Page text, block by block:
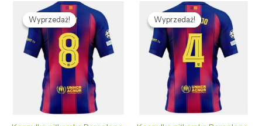
Wyprzedaż!
Wyprzedaż!
Pierwotna
cena
wynosiła:
436,59 zł.
Aktualna
cena
wynosi:
132,65 zł.
Wyprzedaż!
Wyprzedaż!
Pierwotna
cena
wynosiła:
436,59 zł.
Aktualna
cena
wynosi:
132,65 zł.